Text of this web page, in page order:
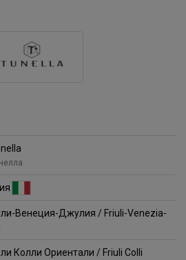
Венеция-Джулия / Friuli-Venezia-
Колли Ориентали / Friuli Colli